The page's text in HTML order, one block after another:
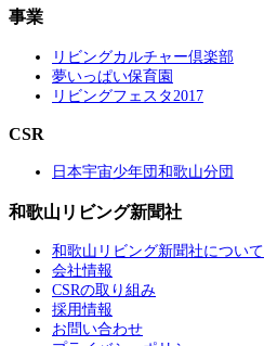
事業
リビングカルチャー倶楽部
夢いっぱい保育園
リビングフェスタ2017
CSR
日本宇宙少年団和歌山分団
和歌山リビング新聞社
和歌山リビング新聞社について
会社情報
CSRの取り組み
採用情報
お問い合わせ